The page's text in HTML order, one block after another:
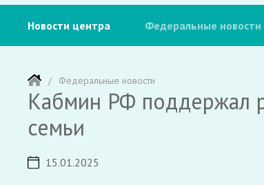
Новости центра Федеральные новости
Федеральные новости
Кабмин РФ поддержал
семьи
15.01.2025